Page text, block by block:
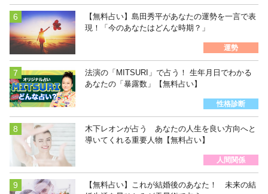
【無料占い】島田秀平があなたの運勢を一言で表
現！「今のあなたはどんな時期？」
運勢
法演の「MITSURI」で占う！ 生年月日でわかる
あなたの「暴露数」【無料占い】
性格診断
木下レオンが占う あなたの人生を良い方向へと
導いてくれる重要人物【無料占い】
人間関係
【無料占い】これが結婚後のあなた！ 未来の結